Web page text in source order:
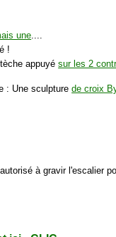
une
!
appuyésur les 2
: Une sculpturede croix
à gravir l'escalier